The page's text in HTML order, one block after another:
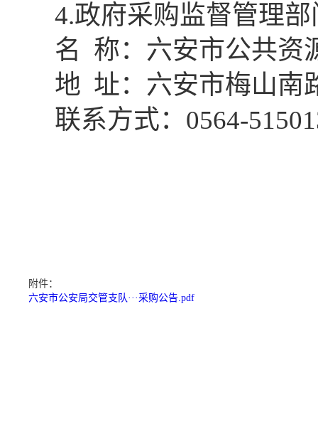
4.政府采购监督管理部
名 称： 六安市公共资
地 址：六安市梅山南
联系方式： 0564-
附件：
六安市公安局交管支队···采购公告.pdf